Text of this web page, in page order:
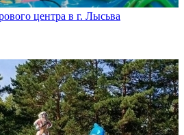
центра в г. Лысьва